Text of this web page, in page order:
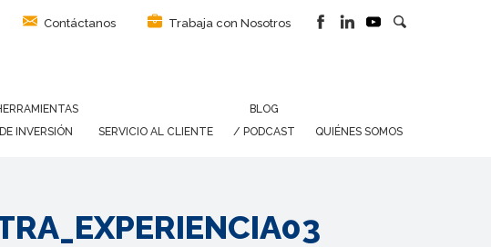
Contáctanos Trabaja con Nosotros
DE INVERSIÓN
SERVICIO AL CLIENTE
BLOG
/ PODCAST
QUIÉNES SOMOS